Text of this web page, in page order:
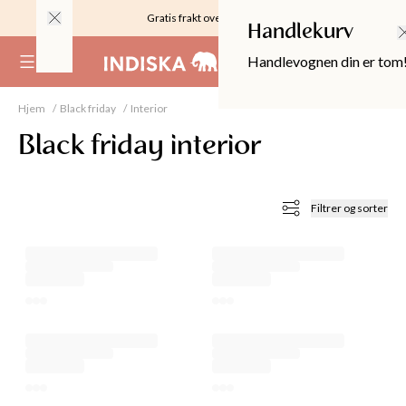
Gratis frakt over 999KR
( 0)
Handlekurv
Handlevognen din er
Hjem Black friday Interior
Black friday interior
Filtrer og sorter